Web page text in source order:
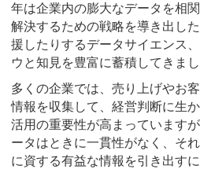
年は企業内の膨大なデータを相
解決するための戦略を導き出し
援したりするデータサイエンス
ウと知見を豊富に蓄積してきまし
多くの企業では、売り上げやお
情報を収集して、経営判断に生
活用の重要性が高まっています
ータはときに一貫性がなく、そ
に資する有益な情報を引き出す